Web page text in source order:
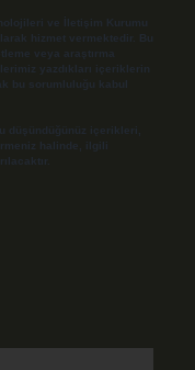
ve İletişim Kurumu
hizmet vermektedir. Bu
veya araştırma
yazdıkları içeriklerin
bu sorumluluğu kabul
düşündüğünüz içerikleri,
halinde, ilgili